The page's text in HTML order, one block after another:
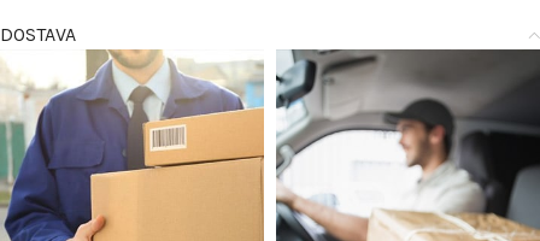
DOSTAVA